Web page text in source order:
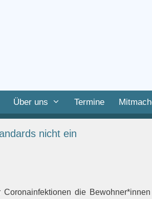
Über uns Termine
nicht ein
die